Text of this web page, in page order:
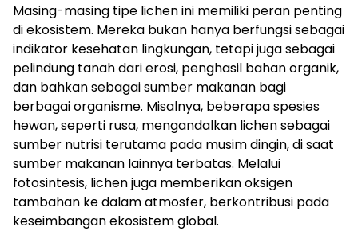
Masing-masing tipe lichen ini memiliki peran penting
di ekosistem. Mereka bukan hanya berfungsi sebagai
indikator kesehatan lingkungan, tetapi juga sebagai
pelindung tanah dari erosi, penghasil bahan organik,
dan bahkan sebagai sumber makanan bagi
berbagai organisme. Misalnya, beberapa spesies
hewan, seperti rusa, mengandalkan lichen sebagai
sumber nutrisi terutama pada musim dingin, di saat
sumber makanan lainnya terbatas. Melalui
fotosintesis, lichen juga memberikan oksigen
tambahan ke dalam atmosfer, berkontribusi pada
keseimbangan ekosistem global.